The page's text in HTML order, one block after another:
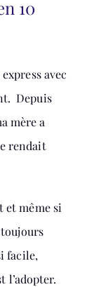
10
avec
Depuis
mère a
rendait
et même si
facile,
l’adopter.